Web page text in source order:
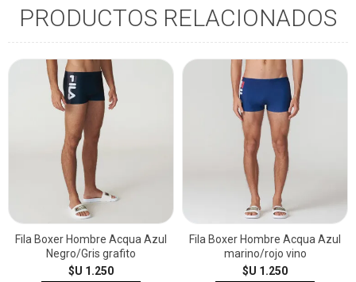
PRODUCTOS RELACIONADOS
Fila Boxer Hombre Acqua Azul
Negro/Gris grafito
$U 1.250
Fila Boxer Hombre Acqua Azul
marino/rojo vino
$U 1.250